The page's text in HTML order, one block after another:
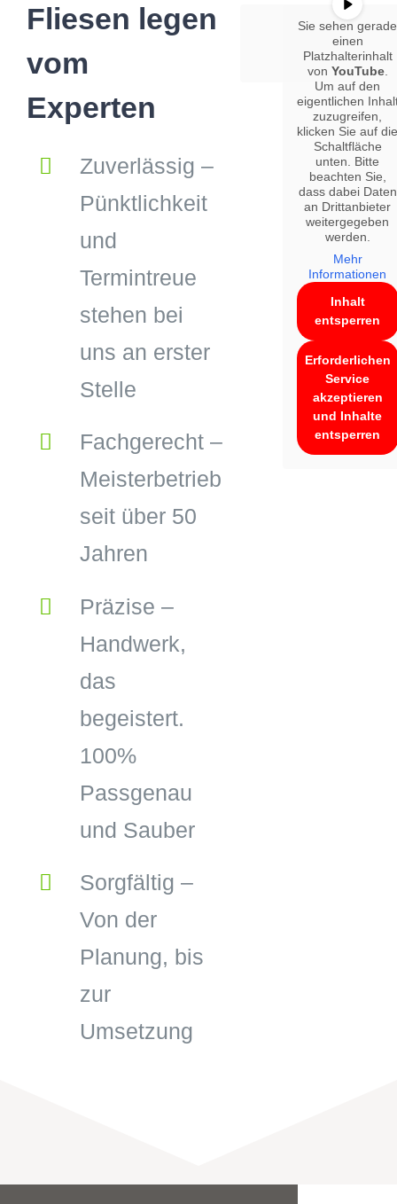
Fliesen legen
vom
Experten
Zuverlässig –
Pünktlichkeit
und
Termintreue
stehen bei
uns an erster
Stelle
Fachgerecht –
Meisterbetrieb
seit über 50
Jahren
Präzise –
Handwerk,
das
begeistert.
100%
Passgenau
und Sauber
Sorgfältig –
Von der
Planung, bis
zur
Umsetzung
Sie sehen gerade
einen
Platzhalterinhalt
von YouTube.
Um auf den
eigentlichen
zuzugreifen,
klicken Sie auf
Schaltfläche
unten. Bitte
beachten Sie,
dass dabei Daten
an Drittanbieter
weitergegeben
werden.
Mehr
Informationen
Inhalt
entsperren
Erforderlichen
Service
akzeptieren
und Inhalte
entsperren